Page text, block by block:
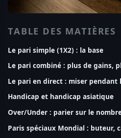
TABLE DES MATIÈRES
Le pari simple (1X2) : la base
Le pari combiné : plus de gains,
Le pari en direct : miser pendant
Handicap et handicap asiatique
Over/Under : parier sur le
Paris spéciaux Mondial : buteur,